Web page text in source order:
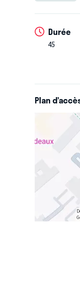
Durée
45
Plan